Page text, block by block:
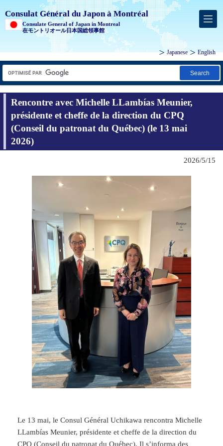
Consulat Général du Japon à Montréal
Consulate General of Japan in Montreal
在モントリオール日本国総領事館
Japanese English
Search
Rencontre avec Michelle LLambías Meunier,
présidente et cheffe de la direction du CPQ
(Conseil du patronat du Québec) (le 13 mai
2026)
2026/5/15
Le 13 mai, le Consul Général Uchikawa rencontra Michelle
LLambías Meunier, présidente et cheffe de la direction du
CPQ (Conseil du patronat du Québec). Il s’informa des